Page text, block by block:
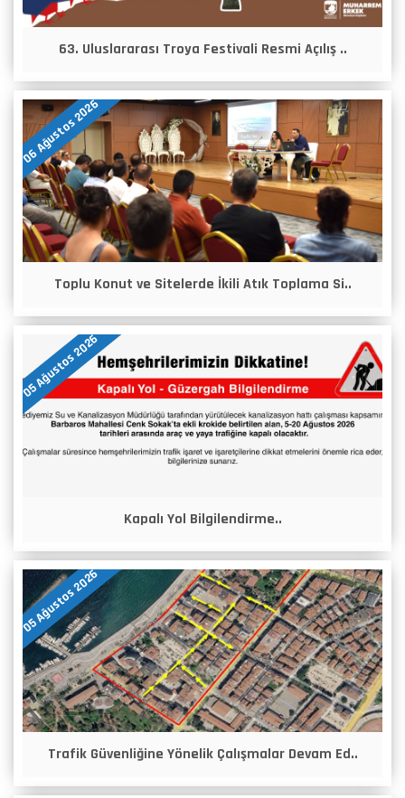
63. Uluslararası Troya Festivali Resmi Açılış ..
06 Ağustos 2026
Toplu Konut ve Sitelerde İkili Atık Toplama Si..
05 Ağustos 2026
Kapalı Yol Bilgilendirme..
05 Ağustos 2026
Trafik Güvenliğine Yönelik Çalışmalar Devam Ed..